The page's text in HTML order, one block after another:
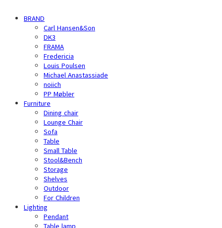
BRAND
Carl Hansen&Son
DK3
FRAMA
Fredericia
Louis Poulsen
Michael Anastassiade
noiich
PP Møbler
Furniture
Dining chair
Lounge Chair
Sofa
Table
Small Table
Stool&Bench
Storage
Shelves
Outdoor
For Children
Lighting
Pendant
Table lamp